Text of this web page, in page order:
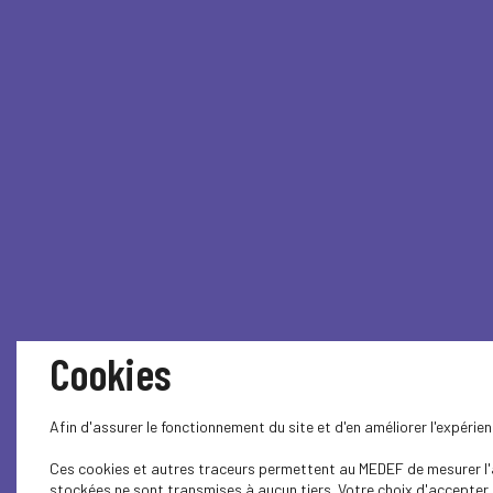
Cookies
Afin d'assurer le fonctionnement du site et d'en améliorer
Ces cookies et autres traceurs permettent au MEDEF de
stockées ne sont transmises à aucun tiers. Votre choix